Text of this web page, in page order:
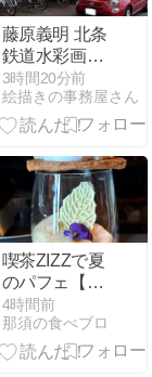
藤原義明 北条
鉄道水彩画展
／北条鉄道 播
磨横田駅ギャ
ラリー
3時間20分前
絵描きの事務屋さん
喫茶ZIZZで夏
のパフェ【黒
磯】
4時間前
那須の食べブロ